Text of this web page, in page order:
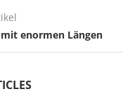
enormen Längen